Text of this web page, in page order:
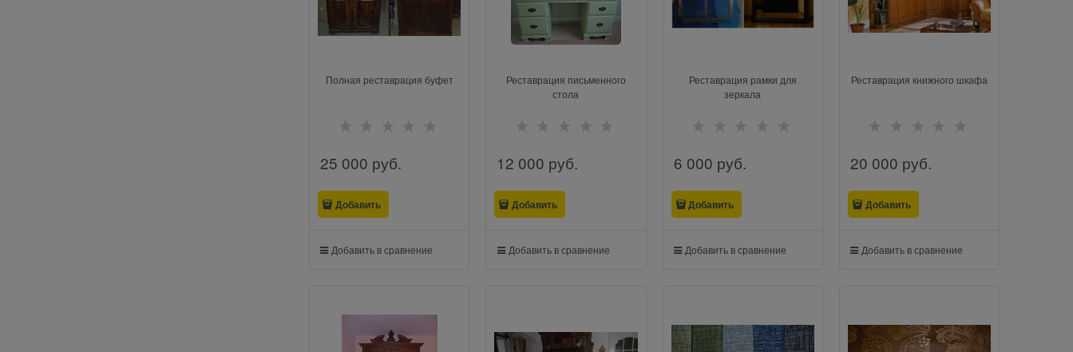
Полная реставрация буфет
25 000 руб.
Добавить
Добавить в сравнение
Реставрация письменного
стола
12 000 руб.
Добавить
Добавить в сравнение
Реставрация рамки для
зеркала
6 000 руб.
Добавить
Добавить в сравнение
Реставрация книжного шкафа
20 000 руб.
Добавить
Добавить в сравнение